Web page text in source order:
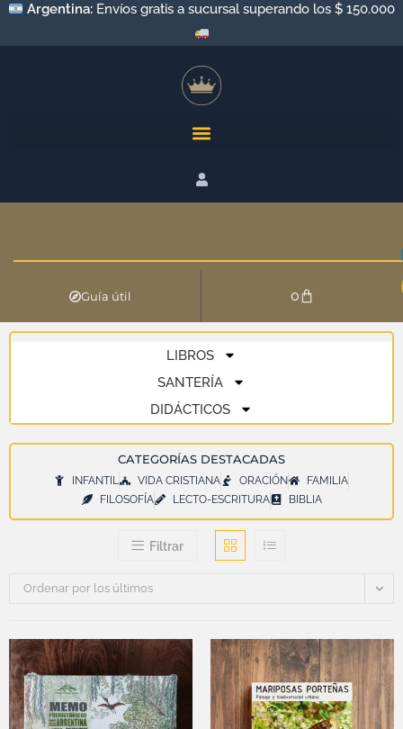
Argentina: Envíos gratis a sucursal superando los $ 150.000
Guía útil 0
LIBROS
SANTERÍA
DIDÁCTICOS
CATEGORÍAS DESTACADAS
INFANTIL VIDA CRISTIANA ORACIÓN
FAMILIA
FILOSOFÍA
LECTO-ESCRITURA BIBLIA
Filtrar
Ordenar por los últimos